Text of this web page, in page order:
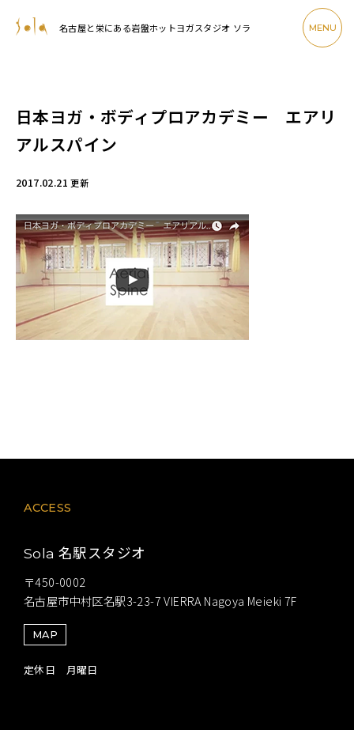
名古屋と栄にある岩盤ホットヨガスタジオ ソラ MENU
日本ヨガ・ボディプロアカデミー エアリ
アルスパイン
2017.02.21更新
ACCESS
Sola 名駅スタジオ
〒450-0002
名古屋市中村区名駅3-23-7 VIERRA Nagoya Meieki 7F
MAP
定休日 月曜日